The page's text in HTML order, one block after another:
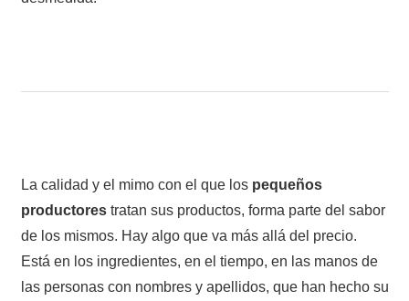
La calidad y el mimo con el que los pequeños
productorestratan sus productos, forma parte del sabor
de los mismos. Hay algo que va más allá del precio.
Está en los ingredientes, en el tiempo, en las manos de
las personas con nombres y apellidos, que han hecho su